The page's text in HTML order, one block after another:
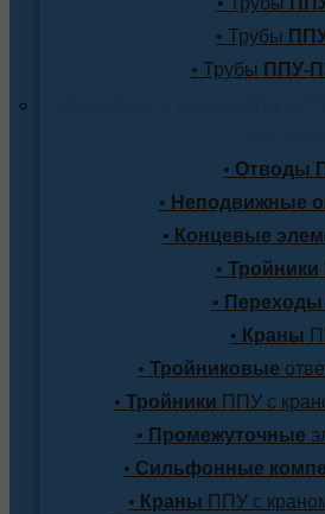
• Трубы
• Трубы ППУ-
• Отводы
• Неподвижные
• Концевые
• Тройники
• Переходы
• Краны
• Тройниковые
• Тройники ППУ с
• Промежуточные
• Сильфонные
• Краны ППУ с